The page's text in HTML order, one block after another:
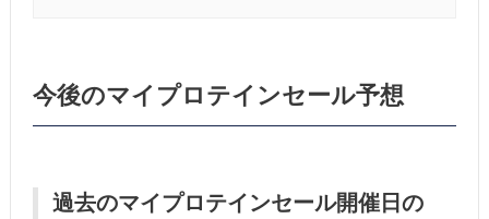
今後のマイプロテインセール予想
過去のマイプロテインセール開催日の